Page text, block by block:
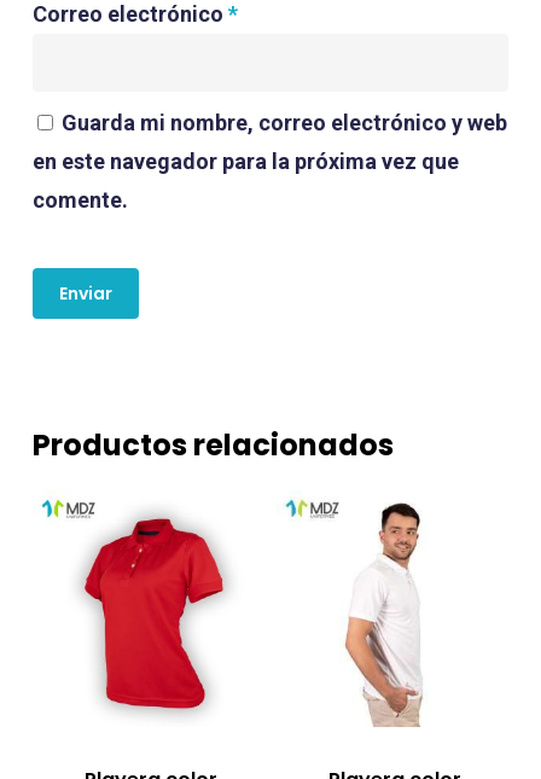
Correo electrónico *
Guarda mi nombre, correo electrónico y web
en este navegador para la próxima vez que
comente.
Productos relacionados